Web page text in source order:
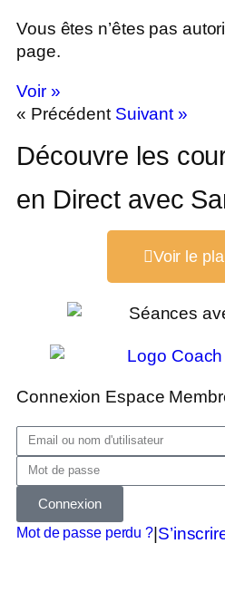
Vous êtes n’êtes pas
page.
Voir »
« Précédent Suivant »
Découvre les
en Direct avec
Voir le
Connexion Espace
Connexion
Mot de passe perdu ?|